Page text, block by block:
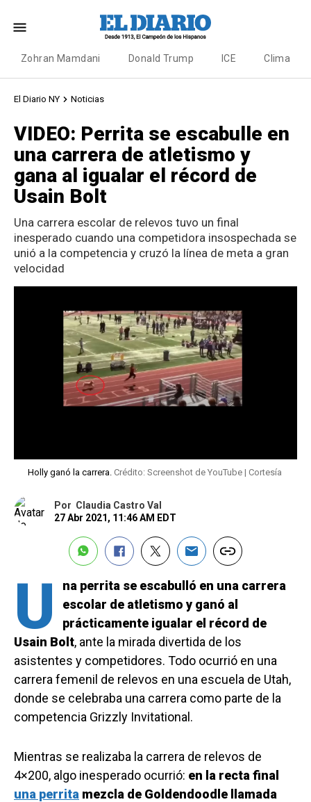
Zohran Mamdani Donald Trump ICE Clima
El Diario NY Noticias
VIDEO: Perrita se escabulle en
una carrera de atletismo y
gana al igualar el récord de
Usain Bolt
Una carrera escolar de relevos tuvo un final
inesperado cuando una competidora insospechada se
unió a la competencia y cruzó la línea de meta a gran
velocidad
Holly ganó la carrera. Crédito: Screenshot de YouTube | Cortesía
Por Claudia Castro Val
27 Abr 2021, 11:46 AM EDT
U
na perrita se escabulló en una carrera
escolar de atletismo y ganó al
prácticamente igualar el récord de
Usain Bolt, ante la mirada divertida de los
asistentes y competidores. Todo ocurrió en una
carrera femenil de relevos en una escuela de Utah,
donde se celebraba una carrera como parte de la
competencia Grizzly Invitational.
Mientras se realizaba la carrera de relevos de
4×200, algo inesperado ocurrió: en la recta final
una perrita mezcla de Goldendoodle llamada